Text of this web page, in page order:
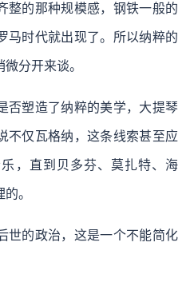
整的那种规模感，钢铁一般的
马时代就出现了。所以纳粹的
微分开来谈。
否塑造了纳粹的美学，大提琴
不仅瓦格纳，这条线索甚至应
，直到贝多芬、莫扎特、海
。
世的政治，这是一个不能简化